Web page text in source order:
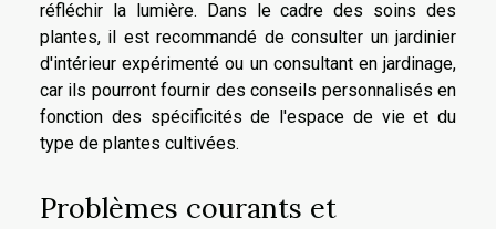
réfléchir la lumière. Dans le cadre des soins des
plantes, il est recommandé de consulter un jardinier
d'intérieur expérimenté ou un consultant en jardinage,
car ils pourront fournir des conseils personnalisés en
fonction des spécificités de l'espace de vie et du
type de plantes cultivées.
Problèmes courants et